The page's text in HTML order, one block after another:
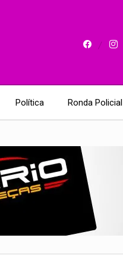
Política Ronda Policial